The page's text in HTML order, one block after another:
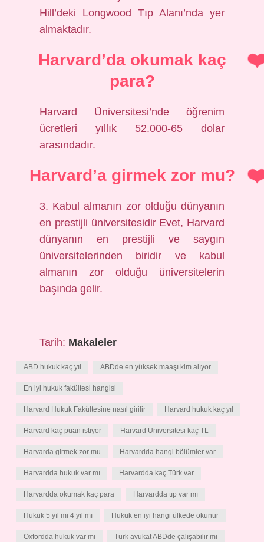
Hill’deki Longwood Tıp Alanı’nda yer
almaktadır.
Harvard’da okumak kaç
para?
Harvard Üniversitesi’nde öğrenim
ücretleri yıllık 52.000-65 dolar
arasındadır.
Harvard’a girmek zor mu?
3. Kabul almanın zor olduğu dünyanın
en prestijli üniversitesidir Evet, Harvard
dünyanın en prestijli ve saygın
üniversitelerinden biridir ve kabul
almanın zor olduğu üniversitelerin
başında gelir.
Tarih: Makaleler
ABD hukuk kaç yıl ABDde en yüksek maaşı kim alıyor
En iyi hukuk fakültesi hangisi
Harvard Hukuk Fakültesine nasıl girilir Harvard hukuk kaç yıl
Harvard kaç puan istiyor Harvard Üniversitesi kaç TL
Harvarda girmek zor mu Harvardda hangi bölümler var
Harvardda hukuk var mı Harvardda kaç Türk var
Harvardda okumak kaç para Harvardda tıp var mı
Hukuk 5 yıl mı 4 yıl mı Hukuk en iyi hangi ülkede okunur
Oxfordda hukuk var mı Türk avukat ABDde çalışabilir mi